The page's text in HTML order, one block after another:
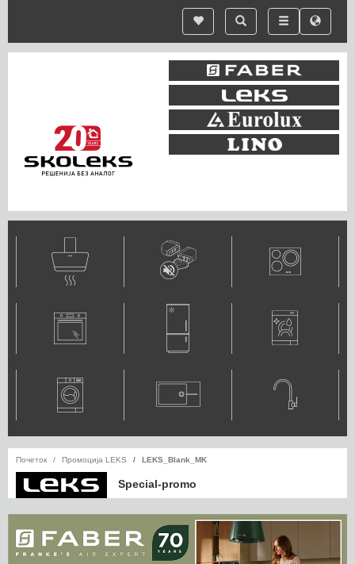
Почеток Промоција LEKS LEKS_Blank_MK
Special-promo